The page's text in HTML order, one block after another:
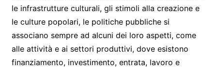
le infrastrutture culturali, gli stimoli alla creazione e
le culture popolari, le politiche pubbliche si
associano sempre ad alcuni dei loro aspetti, come
alle attività e ai settori produttivi, dove esistono
finanziamento, investimento, entrata, lavoro e